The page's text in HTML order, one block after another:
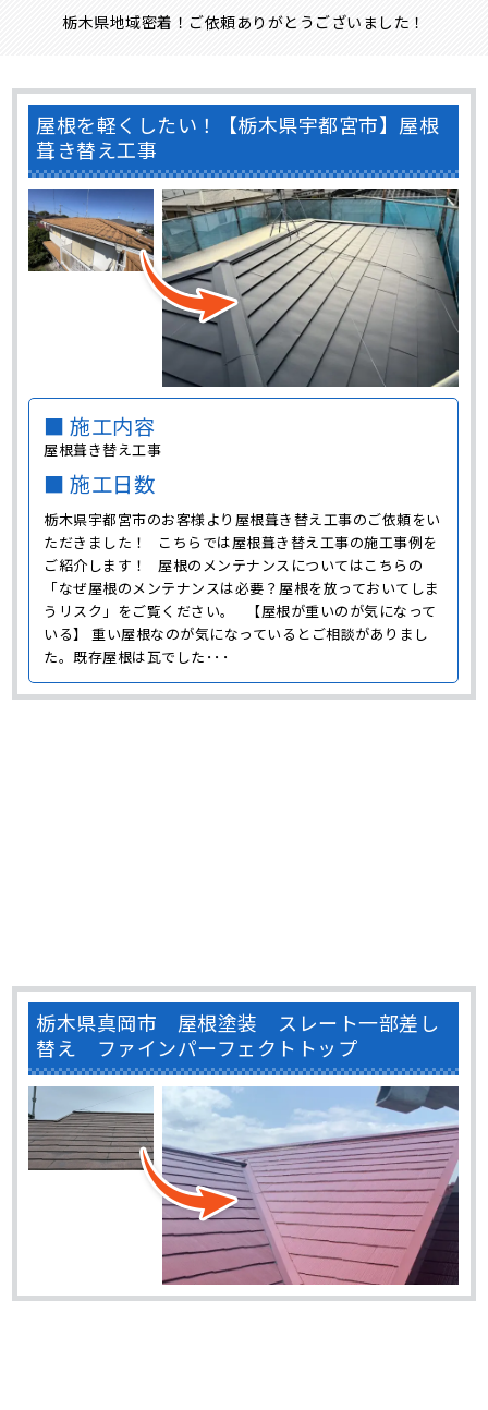
栃木県地域密着！ご依頼ありがとうございました！
屋根を軽くしたい！【栃木県宇都宮市】屋根
葺き替え工事
■ 施工内容
屋根葺き替え工事
■ 施工日数
栃木県宇都宮市のお客様より屋根葺き替え工事のご依頼をい
ただきました！ こちらでは屋根葺き替え工事の施工事例を
ご紹介します！ 屋根のメンテナンスについてはこちらの
「なぜ屋根のメンテナンスは必要？屋根を放っておいてしま
うリスク」をご覧ください。 【屋根が重いのが気になって
いる】 重い屋根なのが気になっているとご相談がありまし
た。既存屋根は瓦でした･･･
栃木県真岡市 屋根塗装 スレート一部差し
替え ファインパーフェクトトップ